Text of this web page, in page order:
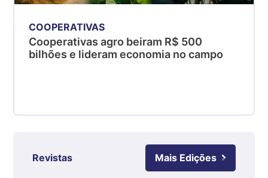
R$ 4,53
Suíno - Estadual
SC
RS
Ovo Branco - Regional
COOPERATIVAS
Cooperativas agro beiram R$ 500
bilhões e lideram economia no campo
Revistas Mais Edições